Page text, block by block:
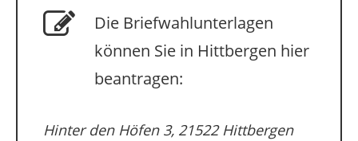
Die Briefwahlunterlagen
können Sie in Hittbergen hier
beantragen:
Hinter den Höfen 3, 21522 Hittbergen